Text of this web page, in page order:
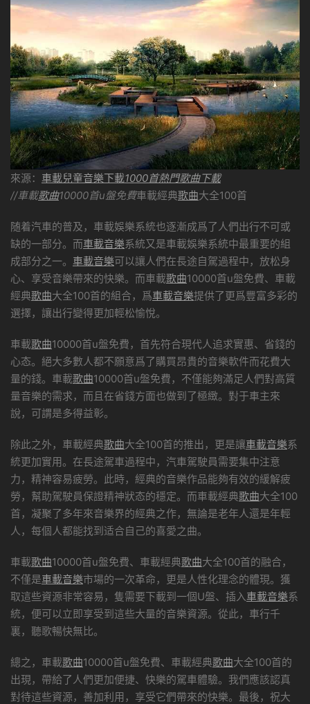
來源： 車載兒童音樂下載1000首熱門歌曲下載
//車載歌曲10000首u盤免費車載經典歌曲大全100首
随着汽車的普及，車載娛樂系統也逐漸成爲了人們出行不可或
缺的一部分。而車載音樂系統又是車載娛樂系統中最重要的組
成部分之一。 車載音樂可以讓人們在長途自駕過程中，放松身
心、享受音樂帶來的快樂。而車載歌曲10000首u盤免費、車載
經典歌曲大全100首的組合，爲車載音樂提供了更爲豐富多彩的
選擇，讓出行變得更加輕松愉悅。
車載歌曲10000首u盤免費，首先符合現代人追求實惠、省錢的
心态。絕大多數人都不願意爲了購買昂貴的音樂軟件而花費大
量的錢。車載歌曲10000首u盤免費，不僅能夠滿足人們對高質
量音樂的需求，而且在省錢方面也做到了極緻。對于車主來
說，可謂是多得益彰。
除此之外，車載經典歌曲大全100首的推出，更是讓車載音樂系
統更加實用。在長途駕車過程中，汽車駕駛員需要集中注意
力，精神容易疲勞。此時，經典的音樂作品能夠有效的緩解疲
勞，幫助駕駛員保證精神狀态的穩定。而車載經典歌曲大全100
首，凝聚了多年來音樂界的經典之作，無論是老年人還是年輕
人，每個人都能找到适合自己的喜愛之曲。
車載歌曲10000首u盤免費、車載經典歌曲大全100首的融合，
不僅是車載音樂市場的一次革命，更是人性化理念的體現。獲
取這些資源非常容易，隻需要下載到一個U盤、插入車載音樂系
統，便可以立即享受到這些大量的音樂資源。從此，車行千
裏，聽歌暢快無比。
總之，車載歌曲10000首u盤免費、車載經典歌曲大全100首的
出現，帶給了人們更加便捷、快樂的駕車體驗。我們應該認真
對待這些資源，善加利用，享受它們帶來的快樂。最後，祝大